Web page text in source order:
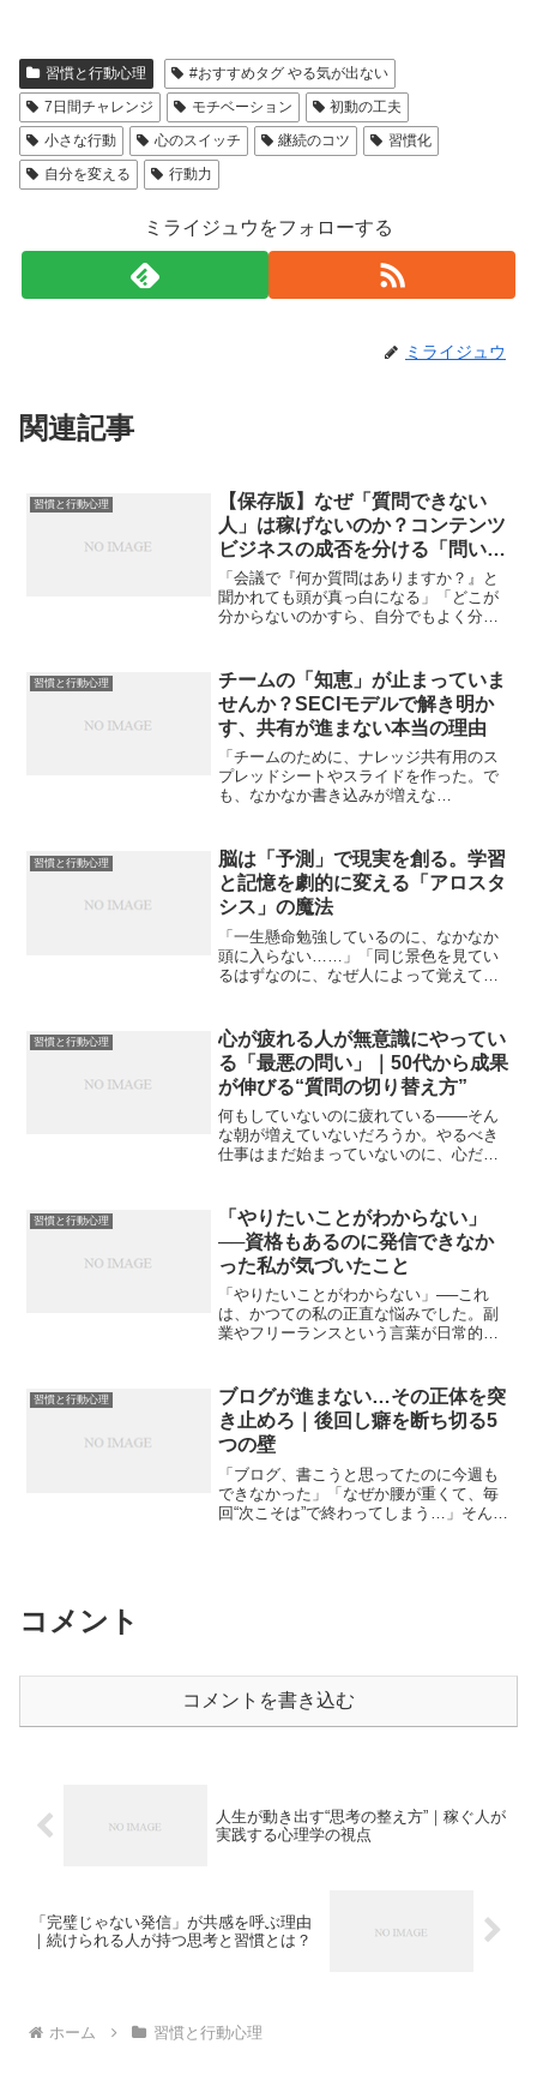
習慣と行動心理
#おすすめタグ やる気が出ない
7日間チャレンジ
モチベーション
初動の工夫
小さな行動
心のスイッチ 継続のコツ
習慣化
自分を変える
行動力
ミライジュウをフォローする
ミライジュウ
関連記事
習慣と行動心理
【保存版】なぜ「質問できない
人」は稼げないのか？コンテンツ
ビジネスの成否を分ける「問いの
技術」
「会議で『何か質問はありますか？』と
聞かれても頭が真っ白になる」「どこが
分からないのかすら、自分でもよく分か
や日常のやり取りで、こんな風に「質問
が出なくて困った」経験は...
習慣と行動心理
チームの「知恵」が止まっていま
せんか？SECIモデルで解き明か
す、共有が進まない本当の理由
「チームのために、ナレッジ共有用のス
プレッドシートやスライドを作った。で
も、なかなか書き込みが増えな
わけでも、ツールが使いにくいわけでも
ないかもしれません。原因はもっと...
習慣と行動心理
脳は「予測」で現実を創る。学習
と記憶を劇的に変える「アロスタ
シス」の魔法
「一生懸命勉強しているのに、なかなか
頭に入らない……」「同じ景色を見てい
るはずなのに、なぜ人によって覚えてい
の答えは「脳の本来の役割」に隠されて
いるかもしれません。最新...
習慣と行動心理
心が疲れる人が無意識にやってい
る「最悪の問い」｜50代から成果
が伸びる“質問の切り替え方”
何もしていないのに疲れている――そん
な朝が増えていないだろうか。やるべき
仕事はまだ始まっていないのに、心だけ
も出ないまま一日が終わる。このモヤモ
ヤとした疲労感は、年齢で...
習慣と行動心理
「やりたいことがわからない」
──資格もあるのに発信できなか
った私が気づいたこと
「やりたいことがわからない」──これ
は、かつての私の正直な悩みでした。副
業やフリーランスという言葉が日常的に
したのが「情報発信」という選択肢でし
た。「自分の経験を発信す...
習慣と行動心理
ブログが進まない…その正体を突
き止めろ｜後回し癖を断ち切る5
つの壁
「ブログ、書こうと思ってたのに今週も
できなかった」「なぜか腰が重くて、毎
回“次こそは”で終わってしまう…」そんな
コメント
コメントを書き込む
人生が動き出す“思考の整え方”｜稼ぐ人が
実践する心理学の視点
「完璧じゃない発信」が共感を呼ぶ理由
｜続けられる人が持つ思考と習慣とは？
ホーム 習慣と行動心理